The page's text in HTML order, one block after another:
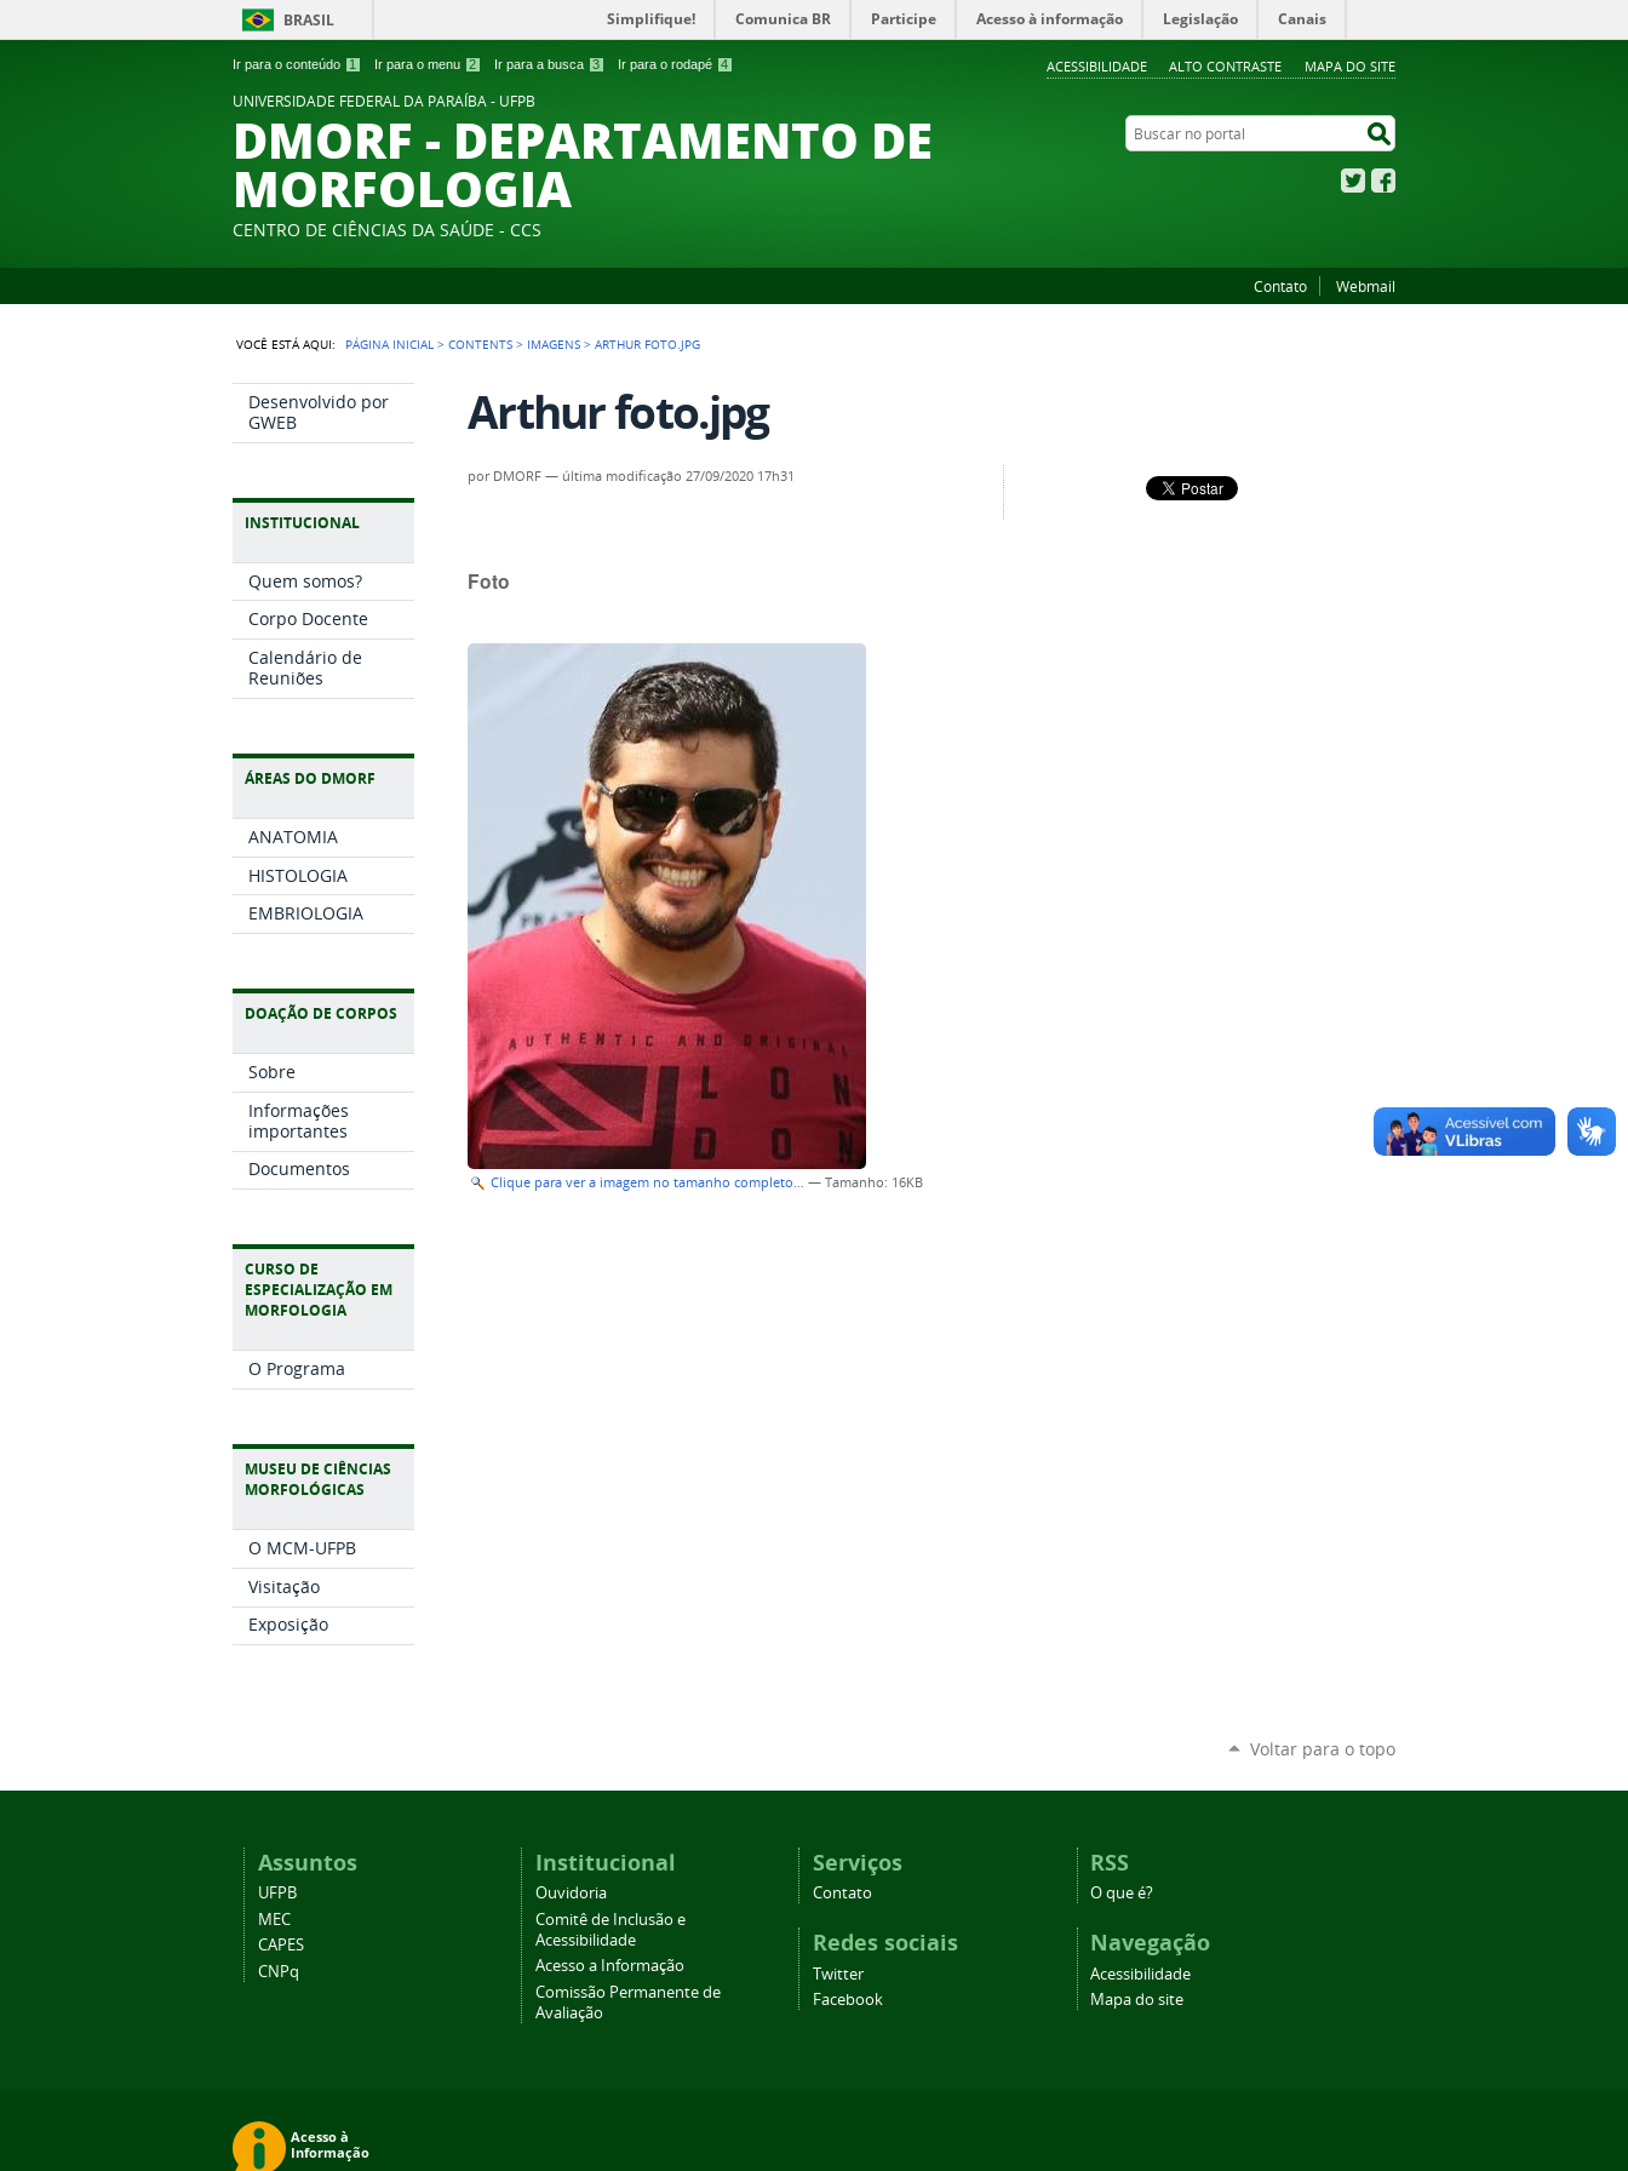
Ir para o conteúdo 1 Ir para o menu 2 Ir para a busca 3 Ir para o rodapé 4 ACESSIBILIDADE ALTO CONTRASTE MAPA DO SITE
BRASIL Simplifique! Comunica BR Participe Acesso à informação Legislação Canais
UNIVERSIDADE FEDERAL DA PARAÍBA - UFPB
DMORF - DEPARTAMENTO DE
MORFOLOGIA
CENTRO DE CIÊNCIAS DA SAÚDE - CCS
Buscar no portal
Twitter
Contato Webmail
VOCÊ ESTÁ AQUI: PÁGINA INICIAL >CONTENTS > IMAGENS >ARTHUR FOTO.JPG
Desenvolvido por
GWEB
INSTITUCIONAL
Quem somos?
Corpo Docente
Calendário de
Reuniões
ÁREAS DO DMORF
ANATOMIA
HISTOLOGIA
EMBRIOLOGIA
DOAÇÃO DE CORPOS
Sobre
Informações
importantes
Documentos
CURSO DE
ESPECIALIZAÇÃO EM
MORFOLOGIA
O Programa
MUSEU DE CIÊNCIAS
MORFOLÓGICAS
O MCM-UFPB
Visitação
Exposição
Arthur foto.jpg
por DMORF — última modificação 27/09/2020 17h31
Foto
Clique para ver a imagem no tamanho completo… —Tamanho: 16KB
Voltar para o topo
Assuntos
UFPB
MEC
CAPES
CNPq
Institucional
Ouvidoria
Comitê de Inclusão e
Acessibilidade
Acesso a Informação
Comissão Permanente de
Avaliação
Serviços
Contato
Redes sociais
Twitter
Facebook
RSS
O que é?
Navegação
Acessibilidade
Mapa do site